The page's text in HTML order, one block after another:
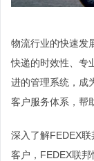
物流行业的快速发
快递的时效性、专
进的管理系统，成
客户服务体系，帮
深入了解FEDEX
客户，FEDEX联